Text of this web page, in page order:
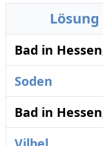
Lösung
Bad in
Soden
Bad in